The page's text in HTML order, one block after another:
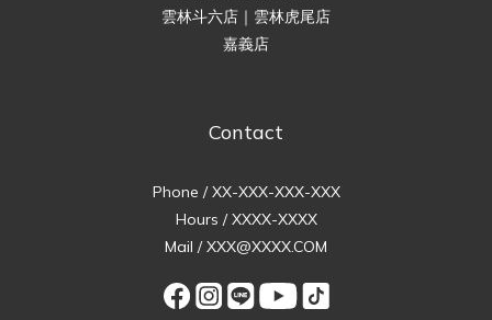
雲林斗六店｜雲林虎尾店
嘉義店
Contact
Phone / XX-XXX-XXX-XXX
Hours / XXXX-XXXX
Mail / XXX@XXXX.COM